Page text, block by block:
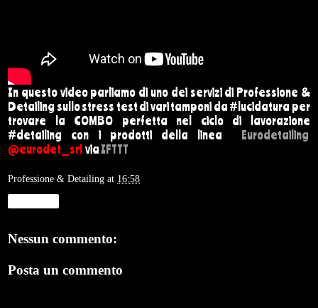
In questo video parliamo di uno dei servizi di Professione &
Detailing sullo stress test di vari tamponi da #lucidatura per
trovare la COMBO perfetta nel ciclo di lavorazione
#detailing con i prodotti della linea Eurodetailing
@eurodet_srl via IFTTT
Professione & Detailing at 16:58
Nessun commento:
Posta un commento